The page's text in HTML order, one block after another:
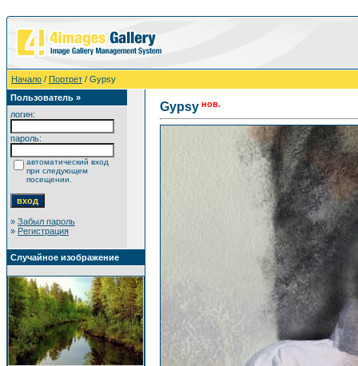
Начало / Портрет / Gypsy
Пользователь »
логин:
пароль:
автоматический вход
при следующем
посещении.
» Забыл пароль
» Регистрация
Случайное изображение
Gypsy нов.